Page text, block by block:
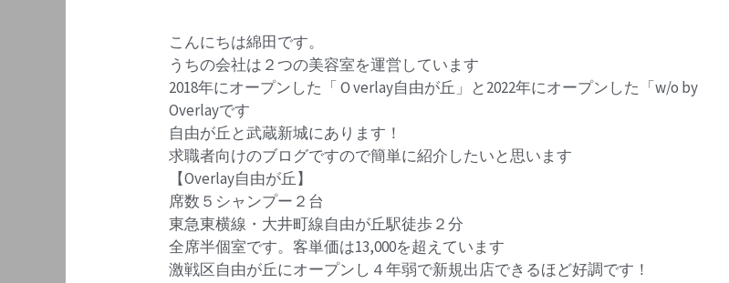
こんにちは綿田です。
うちの会社は２つの美容室を運営しています
2018年にオープンした「Ｏverlay自由が丘」と2022年にオープンした「w/o by
Overlayです
自由が丘と武蔵新城にあります！
求職者向けのブログですので簡単に紹介したいと思います
【Overlay自由が丘】
席数５シャンプー２台
東急東横線・大井町線自由が丘駅徒歩２分
全席半個室です。客単価は13,000を超えています
激戦区自由が丘にオープンし４年弱で新規出店できるほど好調です！